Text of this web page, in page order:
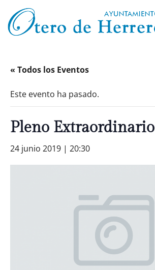
« Todos los Eventos
Este evento ha pasado.
Pleno Extraordinario
24 junio 2019 | 20:30